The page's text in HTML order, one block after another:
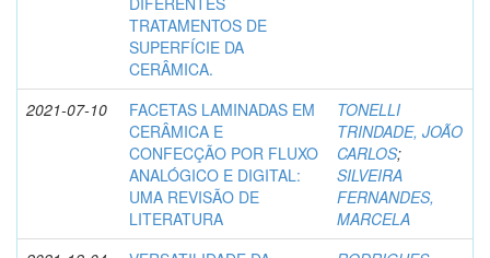
TRATAMENTOS DE
SUPERFÍCIE DA
CERÂMICA.
2021-07-10
FACETAS LAMINADAS EM
CERÂMICA E
CONFECÇÃO POR FLUXO
ANALÓGICO E DIGITAL:
UMA REVISÃO DE
LITERATURA
TONELLI
TRINDADE, JOÃO
CARLOS;
SILVEIRA
FERNANDES,
MARCELA